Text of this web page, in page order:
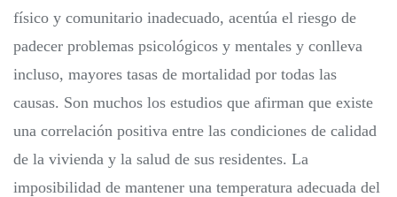
físico y comunitario inadecuado, acentúa el riesgo de
padecer problemas psicológicos y mentales y conlleva
incluso, mayores tasas de mortalidad por todas las
causas. Son muchos los estudios que afirman que existe
una correlación positiva entre las condiciones de calidad
de la vivienda y la salud de sus residentes. La
imposibilidad de mantener una temperatura adecuada del